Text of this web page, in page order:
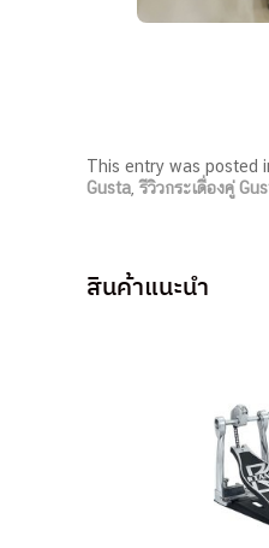
This entry was posted
Gusta,รีวิวกระเดื่องคู่
สินค้าแนะนำ